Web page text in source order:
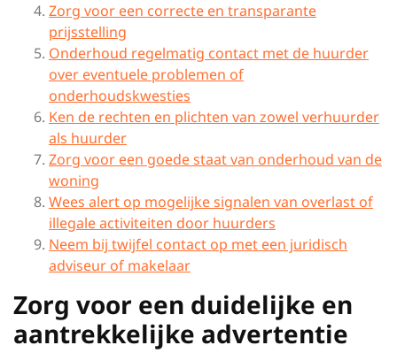
Zorg voor een correcte en transparante
prijsstelling
Onderhoud regelmatig contact met de huurder
over eventuele problemen of
onderhoudskwesties
Ken de rechten en plichten van zowel verhuurder
als huurder
Zorg voor een goede staat van onderhoud van de
woning
Wees alert op mogelijke signalen van overlast of
illegale activiteiten door huurders
Neem bij twijfel contact op met een juridisch
adviseur of makelaar
Zorg voor een duidelijke en
aantrekkelijke advertentie